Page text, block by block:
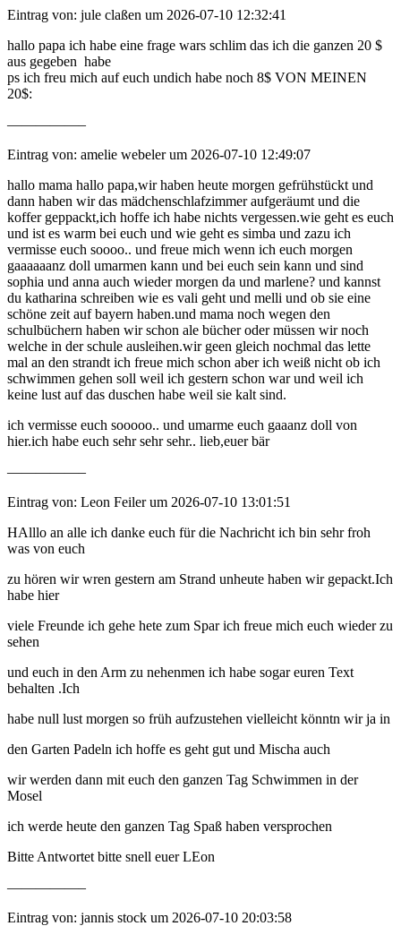
Eintrag von: jule claßen um 2026-07-10 12:32:41
hallo papa ich habe eine frage wars schlim das ich die ganzen 20 $
aus gegeben habe
ps ich freu mich auf euch undich habe noch 8$ VON MEINEN
20$:
—————–
Eintrag von: amelie webeler um 2026-07-10 12:49:07
hallo mama hallo papa,wir haben heute morgen gefrühstückt und
dann haben wir das mädchenschlafzimmer aufgeräumt und die
koffer geppackt,ich hoffe ich habe nichts vergessen.wie geht es euch
und ist es warm bei euch und wie geht es simba und zazu ich
vermisse euch soooo.. und freue mich wenn ich euch morgen
gaaaaaanz doll umarmen kann und bei euch sein kann und sind
sophia und anna auch wieder morgen da und marlene? und kannst
du katharina schreiben wie es vali geht und melli und ob sie eine
schöne zeit auf bayern haben.und mama noch wegen den
schulbüchern haben wir schon ale bücher oder müssen wir noch
welche in der schule ausleihen.wir geen gleich nochmal das lette
mal an den strandt ich freue mich schon aber ich weiß nicht ob ich
schwimmen gehen soll weil ich gestern schon war und weil ich
keine lust auf das duschen habe weil sie kalt sind.
ich vermisse euch sooooo.. und umarme euch gaaanz doll von
hier.ich habe euch sehr sehr sehr.. lieb,euer bär
—————–
Eintrag von: Leon Feiler um 2026-07-10 13:01:51
HAlllo an alle ich danke euch für die Nachricht ich bin sehr froh
was von euch
zu hören wir wren gestern am Strand unheute haben wir gepackt.Ich
habe hier
viele Freunde ich gehe hete zum Spar ich freue mich euch wieder zu
sehen
und euch in den Arm zu nehenmen ich habe sogar euren Text
behalten .Ich
habe null lust morgen so früh aufzustehen vielleicht könntn wir ja in
den Garten Padeln ich hoffe es geht gut und Mischa auch
wir werden dann mit euch den ganzen Tag Schwimmen in der
Mosel
ich werde heute den ganzen Tag Spaß haben versprochen
Bitte Antwortet bitte snell euer LEon
—————–
Eintrag von: jannis stock um 2026-07-10 20:03:58